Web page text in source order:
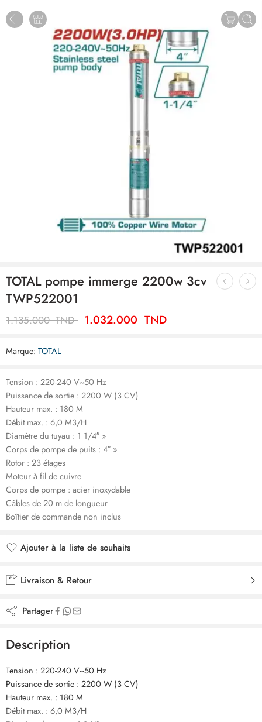
TOTAL pompe immerge 2200w 3cv
TWP522001
1.135.000TND 1.032.000 TND
Marque: TOTAL
Tension : 220-240 V~50 Hz
Puissance de sortie : 2200 W (3 CV)
Hauteur max. : 180 M
Débit max. : 6,0 M3/H
Diamètre du tuyau : 1 1/4″ »
Corps de pompe de puits : 4″ »
Rotor : 23 étages
Moteur à fil de cuivre
Corps de pompe : acier inoxydable
Câbles de 20 m de longueur
Boîtier de commande non inclus
Ajouter à la liste de souhaits
Livraison & Retour
Partager
Description
Tension : 220-240 V~50 Hz
Puissance de sortie : 2200 W (3 CV)
Hauteur max. : 180 M
Débit max. : 6,0 M3/H